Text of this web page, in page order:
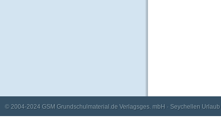
© 2004-2024 GSM Grundschulmaterial.de Verlagsges. mbH · Seychellen Urlaub